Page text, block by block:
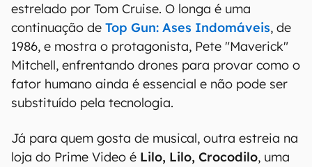
estrelado por Tom Cruise. O longa é uma
continuação de Top Gun: Ases Indomáveis, de
1986, e mostra o protagonista, Pete "Maverick"
Mitchell, enfrentando drones para provar como o
fator humano ainda é essencial e não pode ser
substituído pela tecnologia.
Já para quem gosta de musical, outra estreia na
loja do Prime Video é Lilo, Lilo, Crocodilo, uma